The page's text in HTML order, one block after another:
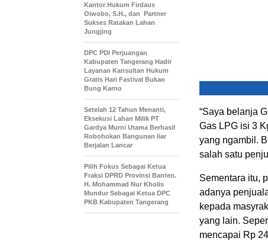
“Saya belanja
Gas LPG isi 3
yang ngambil.
salah satu
Sementara itu,
adanya
kepada
yang lain.
mencapai Rp
Kantor Hukum Firdaus
Oiwobo, S.H., dan Partner
Sukses Ratakan Lahan
Jungjing
DPC PDI Perjuangan
Kabupaten Tangerang Hadir
Layanan Kansultan Hukum
Gratis Hari Fastival Bukan
Bung Karno
Setelah 12 Tahun Menanti,
Eksekusi Lahan Milik PT
Gardya Murni Utama Berhasil
Robohokan Bangunan liar
Berjalan Lancar
Pilih Fokus Sebagai Ketua
Fraksi DPRD Provinsi Banten.
H. Mohammad Nur Kholis
Mundur Sebagai Ketua DPC
PKB Kabupaten Tangerang